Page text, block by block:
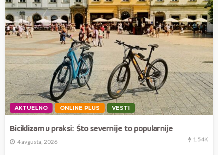
AKTUELNO ONLINE PLUS VESTI
Biciklizam u praksi: Što severnije to popularnije
4 avgusta, 2026 1.54K